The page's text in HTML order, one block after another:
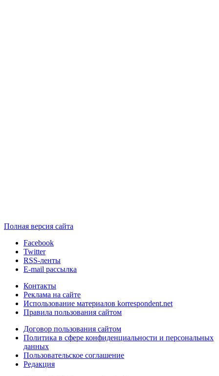
Полная версия сайта
Facebook
Twitter
RSS-ленты
E-mail рассылка
Контакты
Реклама на сайте
Использование материалов korrespondent.net
Правила пользования сайтом
Договор пользования сайтом
Политика в сфере конфиденциальности и персональных
данных
Пользовательское соглашение
Редакция